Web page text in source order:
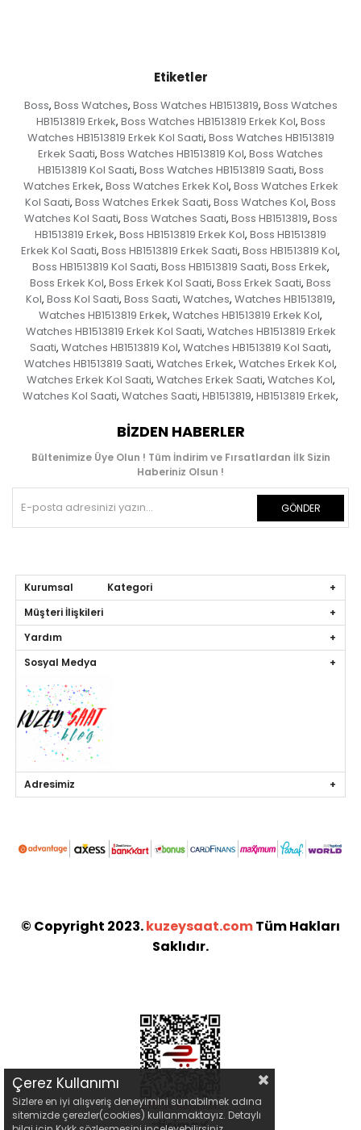
Etiketler
Boss, Boss Watches, Boss Watches HB1513819, Boss Watches
HB1513819 Erkek, Boss Watches HB1513819 Erkek Kol, Boss
Watches HB1513819 Erkek Kol Saati, Boss Watches HB1513819
Erkek Saati, Boss Watches HB1513819 Kol, Boss Watches
HB1513819 Kol Saati, Boss Watches HB1513819 Saati, Boss
Watches Erkek, Boss Watches Erkek Kol, Boss Watches Erkek
Kol Saati, Boss Watches Erkek Saati, Boss Watches Kol, Boss
Watches Kol Saati, Boss Watches Saati, Boss HB1513819, Boss
HB1513819 Erkek, Boss HB1513819 Erkek Kol, Boss HB1513819
Erkek Kol Saati, Boss HB1513819 Erkek Saati, Boss HB1513819 Kol,
Boss HB1513819 Kol Saati, Boss HB1513819 Saati, Boss Erkek,
Boss Erkek Kol, Boss Erkek Kol Saati, Boss Erkek Saati, Boss
Kol, Boss Kol Saati, Boss Saati, Watches, Watches HB1513819,
Watches HB1513819 Erkek, Watches HB1513819 Erkek Kol,
Watches HB1513819 Erkek Kol Saati, Watches HB1513819 Erkek
Saati, Watches HB1513819 Kol, Watches HB1513819 Kol Saati,
Watches HB1513819 Saati, Watches Erkek, Watches Erkek Kol,
Watches Erkek Kol Saati, Watches Erkek Saati, Watches Kol,
Watches Kol Saati, Watches Saati, HB1513819, HB1513819 Erkek,
BIZDEN HABERLER
Bültenimize Üye Olun ! Tüm İndirim ve Fırsatlardan İlk Sizin
Haberiniz Olsun !
GÖNDER
Kurumsal Kategori
Müşteri İlişkileri
Yardım
Sosyal Medya
Adresimiz
© Copyright 2023.kuzeysaat.comTüm Hakları
Saklıdır.
Çerez Kullanımı
Sizlere en iyi alışveriş deneyimini sunabilmek adına
sitemizde çerezler(cookies) kullanmaktayız. Detaylı